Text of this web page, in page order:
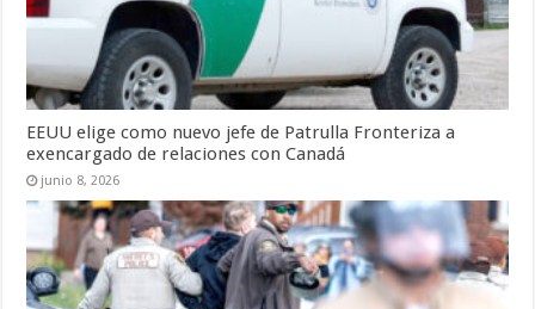
EEUU elige como nuevo jefe de Patrulla Fronteriza a
exencargado de relaciones con Canadá
junio 8, 2026